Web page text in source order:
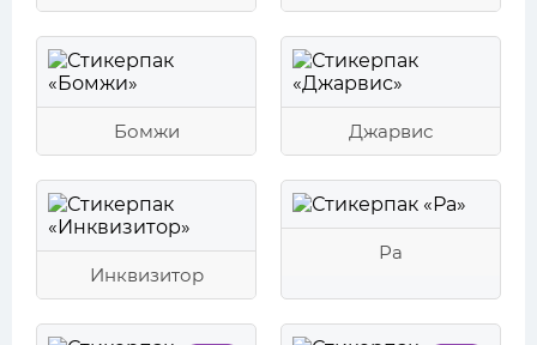
Бомжи Джарвис
Инквизитор
Ра